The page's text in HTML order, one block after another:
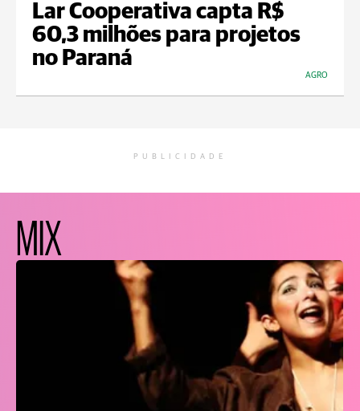
Lar Cooperativa capta R$
60,3 milhões para projetos
no Paraná
AGRO
PUBLICIDADE
MIX